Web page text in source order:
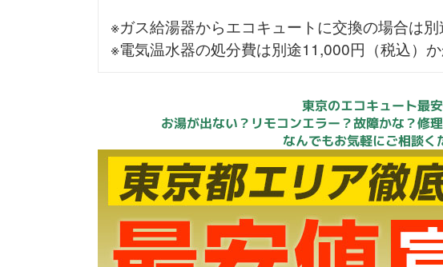
※ガス給湯器からエコキュートに交換の場合は別
※電気温水器の処分費は別途11,000円（税込）か
東京のエコキュート最
お湯が出ない？リモコンエラー？故障かな？修
なんでもお気軽にご相談く